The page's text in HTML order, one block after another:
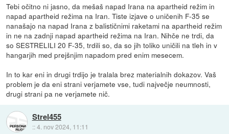
Tebi očitno ni jasno, da mešaš napad Irana na apartheid režim in
napad apartheid režima na Iran. Tiste izjave o uničenih F-35 se
nanašajo na napad Irana z balističnimi raketami na apartheid režim
in ne na zadnji napad apartheid režima na Iran. Nihče ne trdi, da
so SESTRELILI 20 F-35, trdili so, da so jih toliko uničili na tleh in v
hangarjih med prejšnjim napadom pred enim mesecem.
In to kar eni in drugi trdijo je tralala brez materialnih dokazov. Vaš
problem je da eni strani verjamete vse, tudi največje neumnosti,
drugi strani pa ne verjamete nič.
Strel455
::4. nov 2024, 11:11